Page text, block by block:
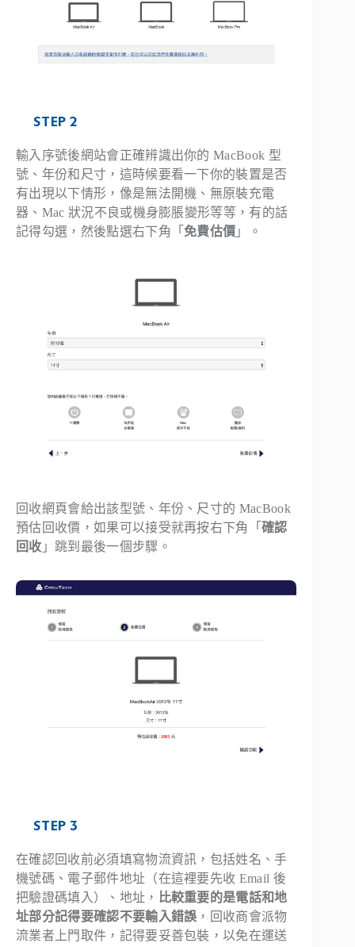
STEP 2
輸入序號後網站會正確辨識出你的 MacBook 型
號、年份和尺寸，這時候要看一下你的裝置是否
有出現以下情形，像是無法開機、無原裝充電
器、Mac 狀況不良或機身膨脹變形等等，有的話
記得勾選，然後點選右下角「免費估價 」。
回收網頁會給出該型號、年份、尺寸的 MacBook
預估回收價，如果可以接受就再按右下角「確認
回收 」跳到最後一個步驟。
STEP 3
在確認回收前必須填寫物流資訊，包括姓名、手
機號碼、電子郵件地址（在這裡要先收 Email 後
把驗證碼填入）、地址，
比較重要的是電話和地
址部分記得要確認不要輸入錯誤 ，回收商會派物
流業者上門取件，記得要妥善包裝，以免在運送